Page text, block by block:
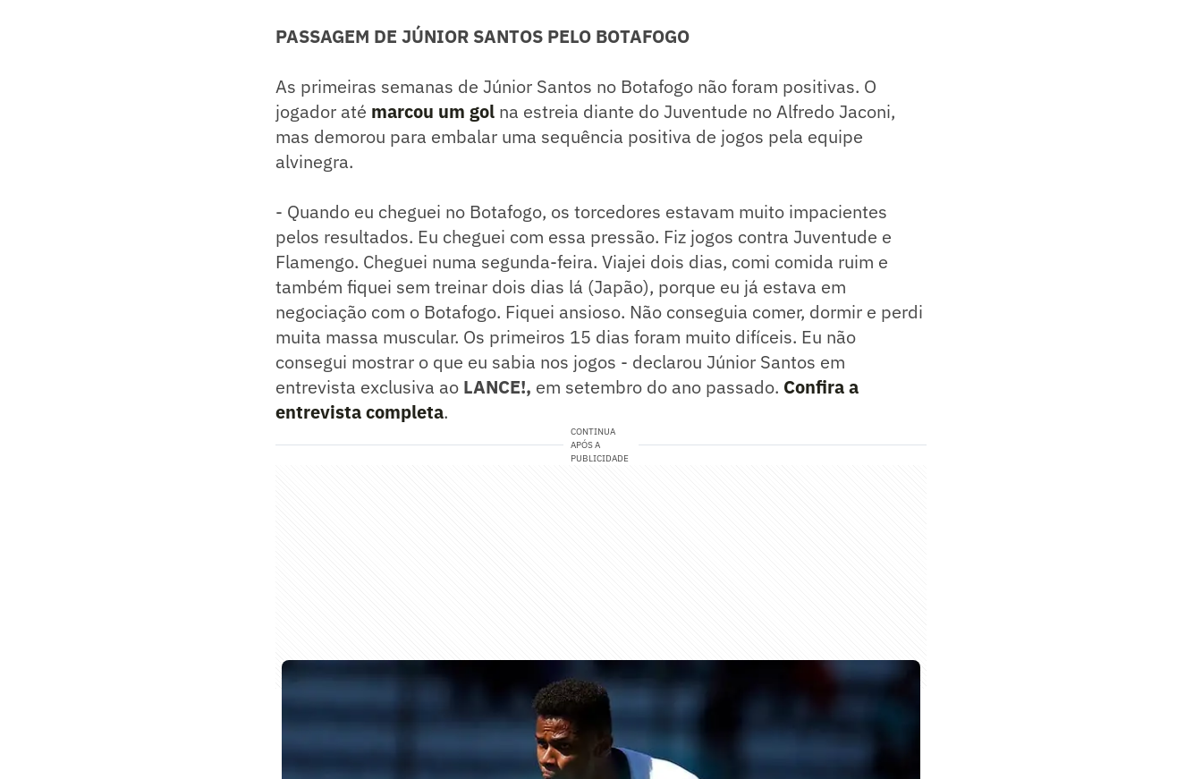
PASSAGEM DE JÚNIOR SANTOS PELO BOTAFOGO
As primeiras semanas de Júnior Santos no Botafogo não foram positivas. O
jogador até marcou um gol na estreia diante do Juventude no Alfredo Jaconi,
mas demorou para embalar uma sequência positiva de jogos pela equipe
alvinegra.
- Quando eu cheguei no Botafogo, os torcedores estavam muito impacientes
pelos resultados. Eu cheguei com essa pressão. Fiz jogos contra Juventude e
Flamengo. Cheguei numa segunda-feira. Viajei dois dias, comi comida ruim e
também fiquei sem treinar dois dias lá (Japão), porque eu já estava em
negociação com o Botafogo. Fiquei ansioso. Não conseguia comer, dormir e perdi
muita massa muscular. Os primeiros 15 dias foram muito difíceis. Eu não
consegui mostrar o que eu sabia nos jogos - declarou Júnior Santos em
entrevista exclusiva ao LANCE!, em setembro do ano passado. Confira a
entrevista completa.
CONTINUA
APÓS A
PUBLICIDADE